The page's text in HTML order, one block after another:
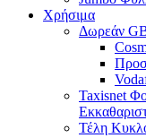
Χρήσιμα
Δωρεάν
Taxisnet
Τέλη